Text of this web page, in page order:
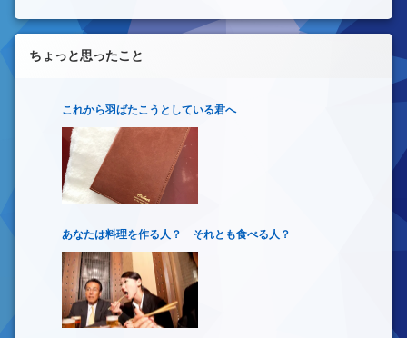
ちょっと思ったこと
これから羽ばたこうとしている君へ
あなたは料理を作る人？ それとも食べる人？